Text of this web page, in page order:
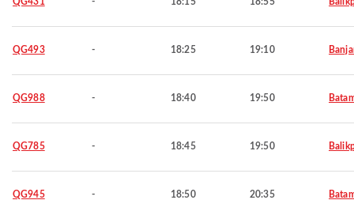
QG493 - 18:25 19:10
QG988 - 18:40 19:50
QG785 - 18:45 19:50
QG945 - 18:50 20:35